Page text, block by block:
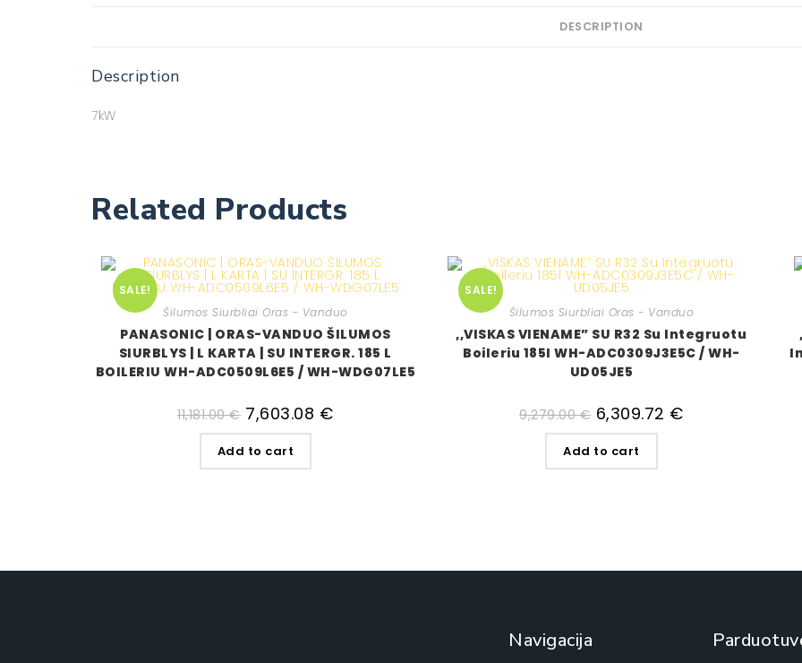
DESCRIPTION
Description
7kW
Related Products
SALE!
Šilumos Siurbliai Oras - Vanduo
PANASONIC | ORAS-VANDUO ŠILUMOS
SIURBLYS | L KARTA | SU INTERGR. 185 L
BOILERIU WH-ADC0509L6E5 / WH-WDG07LE5
11,181.00€ 7,603.08 €
Add to cart
SALE!
Šilumos Siurbliai Oras - Vanduo
,,VISKAS VIENAME” SU R32 Su Integruotu
Boileriu 185l WH-ADC0309J3E5C / WH-
UD05JE5
9,279.00€ 6,309.72 €
Add to cart
Navigacija